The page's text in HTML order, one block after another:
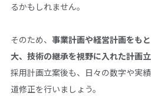
るかもしれません。
そのため、 事業計画や経営計画をも
大、技術の継承を視野に入れた計画立
採用計画立案後も、日々の数字や実
道修正を行いましょう。